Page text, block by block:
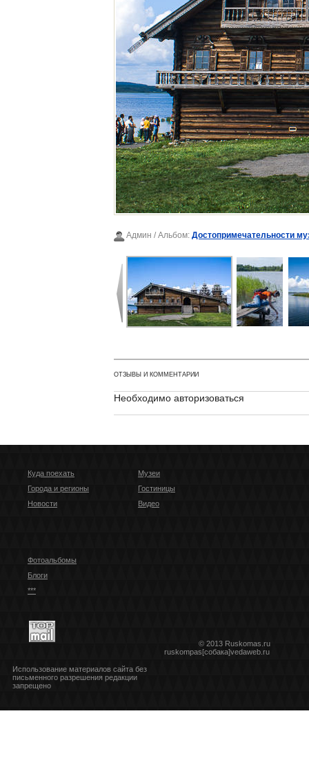
Админ / Альбом: Достопримечательности
ОТЗЫВЫ И КОММЕНТАРИИ
Необходимо авторизоваться
Куда поехать
Города и регионы
Новости
Музеи
Гостиницы
Видео
Фотоальбомы
Блоги
***
© 2013 Ruskomas.ru
ruskompas[собака]vedaweb.ru
Использование материалов сайта без
письменного разрешения редакции
запрещено